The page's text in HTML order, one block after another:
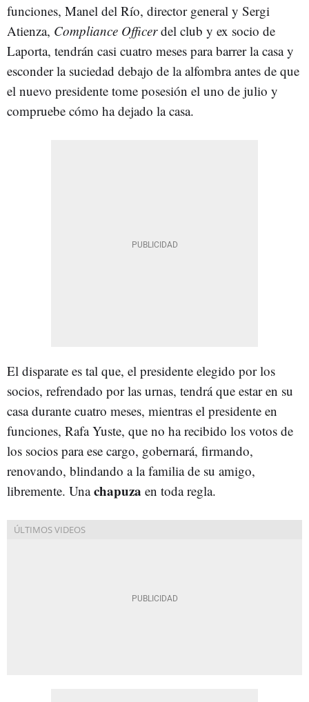
funciones, Manel del Río, director general y Sergi
Atienza, Compliance Officerdel club y ex socio de
Laporta, tendrán casi cuatro meses para barrer la casa y
esconder la suciedad debajo de la alfombra antes de que
el nuevo presidente tome posesión el uno de julio y
compruebe cómo ha dejado la casa.
El disparate es tal que, el presidente elegido por los
socios, refrendado por las urnas, tendrá que estar en su
casa durante cuatro meses, mientras el presidente en
funciones, Rafa Yuste, que no ha recibido los votos de
los socios para ese cargo, gobernará, firmando,
renovando, blindando a la familia de su amigo,
libremente. Unachapuza en toda regla.